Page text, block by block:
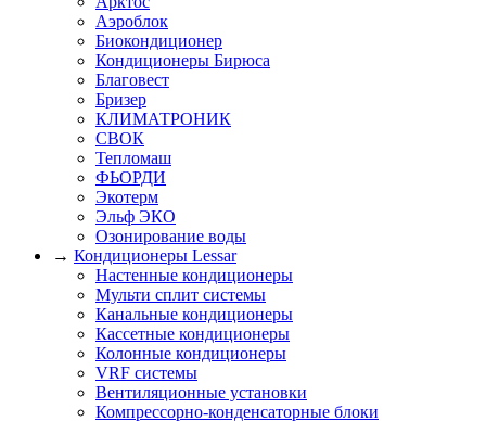
Аэроблок
Биокондиционер
Кондиционеры Бирюса
Благовест
Бризер
КЛИМАТРОНИК
СВОК
Тепломаш
ФЬОРДИ
Экотерм
Эльф ЭКО
Озонирование воды
→ Кондиционеры Lessar
Настенные кондиционеры
Мульти сплит системы
Канальные кондиционеры
Кассетные кондиционеры
Колонные кондиционеры
VRF системы
Вентиляционные установки
Компрессорно-конденсаторные блоки